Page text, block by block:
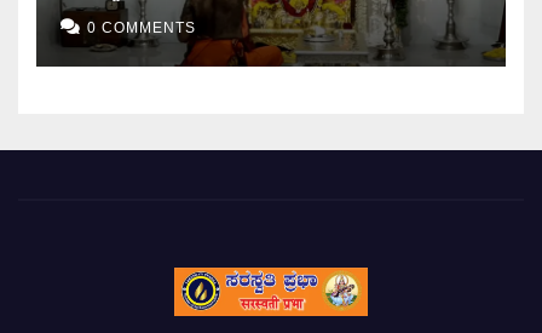
0 COMMENTS